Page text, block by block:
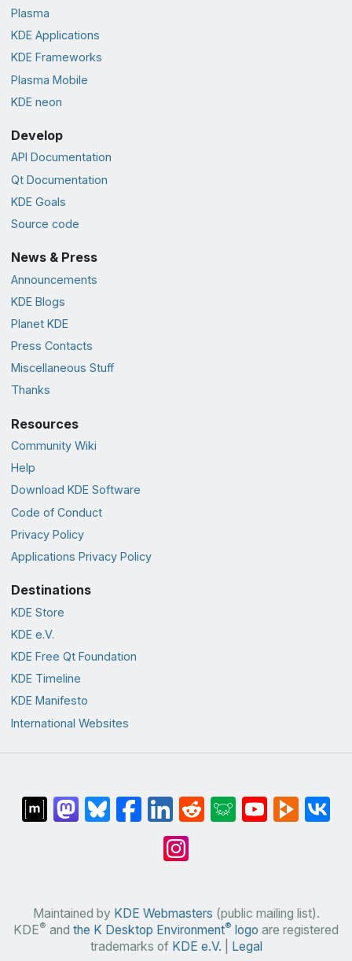
Plasma
KDE Applications
KDE Frameworks
Plasma Mobile
KDE neon
Develop
API Documentation
Qt Documentation
KDE Goals
Source code
News & Press
Announcements
KDE Blogs
Planet KDE
Press Contacts
Miscellaneous Stuff
Thanks
Resources
Community Wiki
Help
Download KDE Software
Code of Conduct
Privacy Policy
Applications Privacy Policy
Destinations
KDE Store
KDE e.V.
KDE Free Qt Foundation
KDE Timeline
KDE Manifesto
International Websites
Maintained by KDE Webmasters (public mailing list).
KDE® and the K Desktop Environment® logo are registered
trademarks of KDE e.V. Legal